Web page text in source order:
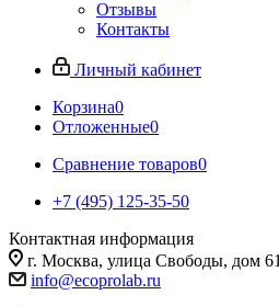
Отзывы
Контакты
Личный кабинет
Корзина0
Отложенные0
Сравнение товаров0
+7 (495) 125-35-50
Контактная информация
г. Москва, улица Свободы, дом
info@ecoprolab.ru